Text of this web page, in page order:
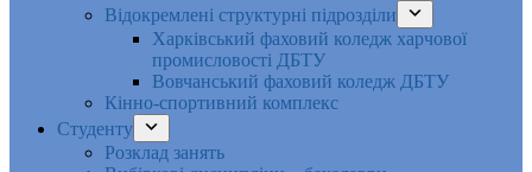
Відокремлені структурні підрозділи
Харківський фаховий коледж харчової
промисловості ДБТУ
Вовчанський фаховий коледж ДБТУ
Кінно-спортивний комплекс
Студенту
Розклад занять